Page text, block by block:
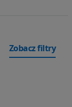
Zobacz filtry